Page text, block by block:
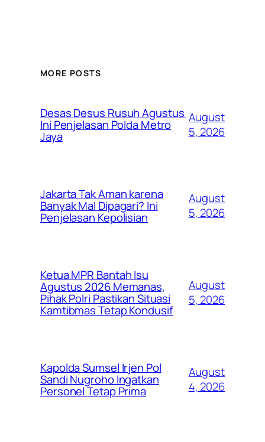
MORE POSTS
Desas Desus Rusuh Agustus
Ini Penjelasan Polda Metro
Jaya
August
5, 2026
Jakarta Tak Aman karena
Banyak Mal Dipagari? Ini
Penjelasan Kepolisian
August
5, 2026
Ketua MPR Bantah Isu
Agustus 2026 Memanas,
Pihak Polri Pastikan Situasi
Kamtibmas Tetap Kondusif
August
5, 2026
Kapolda Sumsel Irjen Pol
Sandi Nugroho Ingatkan
Personel Tetap Prima
August
4, 2026